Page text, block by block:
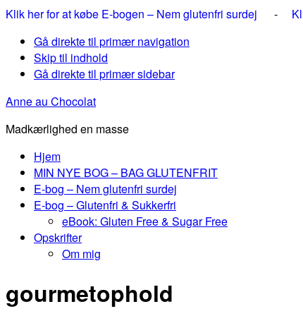
Klik her for at købe E-bogen – Nem glutenfri surdej -
Gå direkte til primær navigation
Skip til indhold
Gå direkte til primær sidebar
Anne au Chocolat
Madkærlighed en masse
Hjem
MIN NYE BOG – BAG GLUTENFRIT
E-bog – Nem glutenfri surdej
E-bog – Glutenfri & Sukkerfri
eBook: Gluten Free & Sugar Free
Opskrifter
Om mig
gourmetophold